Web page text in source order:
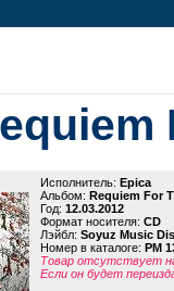
Исполнитель: Epica
Альбом: Requiem For
Год: 12.03.2012
Формат носителя: CD
Лэйбл: Soyuz Music
Номер в каталоге: PM
Товар отсутствует
Если он будет